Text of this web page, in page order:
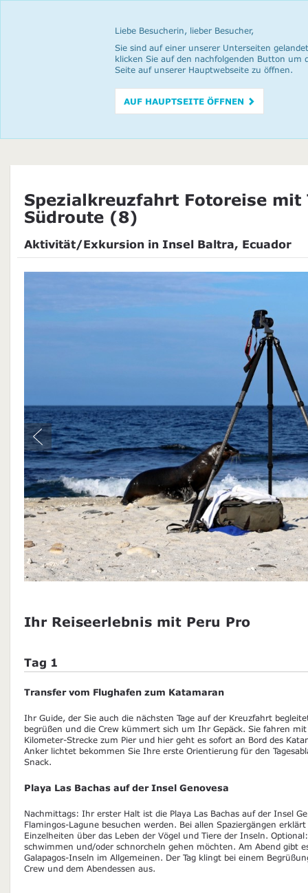
Liebe Besucherin, lieber Besucher,
Sie sind auf einer unserer Unterseiten
klicken Sie auf den nachfolgenden Button um
Seite auf unserer Hauptwebseite zu öffnen.
AUF HAUPTSEITE ÖFFNEN
Spezialkreuzfahrt Fotoreise
Südroute (8)
Aktivität/Exkursion in Insel Baltra, Ecuador
Ihr Reiseerlebnis mit Peru Pro
Tag 1
Transfer vom Flughafen zum Katamaran
Ihr Guide, der Sie auch die nächsten Tage auf der Kreuzfahrt
begrüßen und die Crew kümmert sich um Ihr Gepäck. Sie fahren
Kilometer-Strecke zum Pier und hier geht es sofort an Bord des
Anker lichtet bekommen Sie Ihre erste Orientierung für den
Snack.
Playa Las Bachas auf der Insel Genovesa
Nachmittags: Ihr erster Halt ist die Playa Las Bachas auf der Insel
Flamingos-Lagune besuchen werden. Bei allen Spaziergängen
Einzelheiten über das Leben der Vögel und Tiere der Inseln.
schwimmen und/oder schnorcheln gehen möchten. Am Abend gibt
Galapagos-Inseln im Allgemeinen. Der Tag klingt bei einem
Crew und dem Abendessen aus.